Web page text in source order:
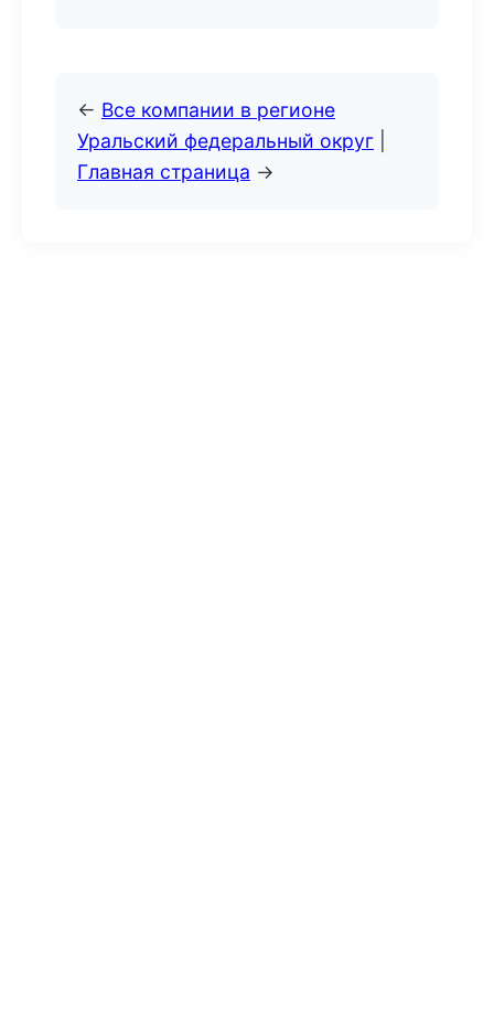
← Все компании в регионе
Уральский федеральный округ
Главная страница →